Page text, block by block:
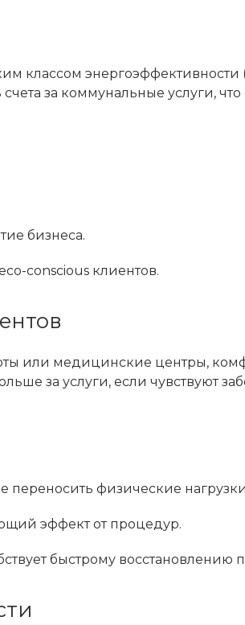
классом энергоэффективности
за коммунальные услуги, что
бизнеса.
conscious клиентов.
или медицинские центры,
за услуги, если чувствуют
переносить физические
эффект от процедур.
быстрому восстановлению